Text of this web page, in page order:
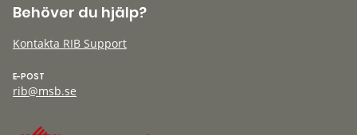
Behöver du hjälp?
Kontakta RIB Support
E-POST
rib@msb.se